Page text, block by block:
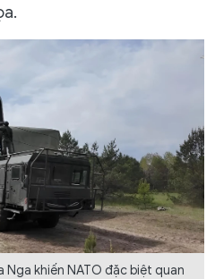
khiến NATO đặc biệt quan